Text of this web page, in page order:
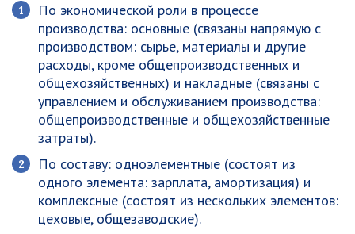
По экономической роли в процессе
производства: основные (связаны напрямую с
производством: сырье, материалы и другие
расходы, кроме общепроизводственных и
общехозяйственных) и накладные (связаны с
управлением и обслуживанием производства:
общепроизводственные и общехозяйственные
затраты).
По составу: одноэлементные (состоят из
одного элемента: зарплата, амортизация) и
комплексные (состоят из нескольких элементов:
цеховые, общезаводские).